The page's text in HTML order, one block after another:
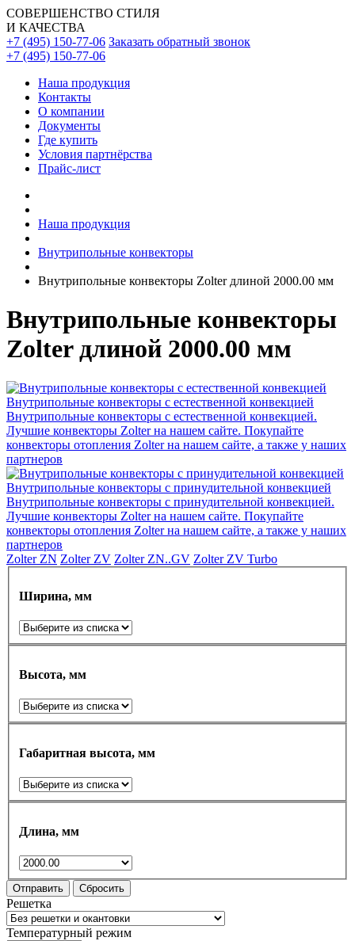
СОВЕРШЕНСТВО СТИЛЯ
И КАЧЕСТВА
+7 (495) 150-77-06 Заказать обратный звонок
+7 (495) 150-77-06
Наша продукция
Контакты
О компании
Документы
Где купить
Условия партнёрства
Прайс-лист
Наша продукция
Внутрипольные конвекторы
Внутрипольные конвекторы Zolter длиной 2000.00 мм
Внутрипольные конвекторы
Zolter длиной 2000.00 мм
Внутрипольные конвекторы с естественной конвекцией
Внутрипольные конвекторы с естественной конвекцией.
Лучшие конвекторы Zolter на нашем сайте. Покупайте
конвекторы отопления Zolter на нашем сайте, а также у наших
партнеров
Внутрипольные конвекторы с принудительной конвекцией
Внутрипольные конвекторы с принудительной конвекцией.
Лучшие конвекторы Zolter на нашем сайте. Покупайте
конвекторы отопления Zolter на нашем сайте, а также у наших
партнеров
Zolter ZN Zolter ZV Zolter ZN..GV Zolter ZV Turbo
Ширина, мм
Высота, мм
Габаритная высота, мм
Длина, мм
Отправить Сбросить
Решетка
Температурный режим